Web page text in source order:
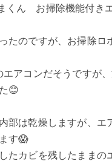
くん お掃除機能付き
たのですが、お掃除
エアコンだそうですが
😊
部は乾燥しますが、
す😱
たカビを残したまま